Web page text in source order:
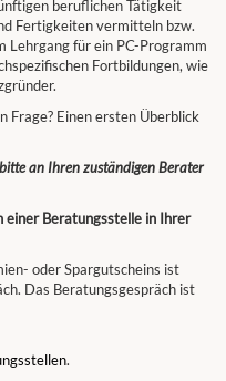
beruflichen Tätigkeit
Fertigkeiten vermitteln bzw.
Lehrgang für ein PC-Programm
Fortbildungen, wie
Frage? Einen ersten Überblick
an Ihren zuständigen Berater
einer Beratungsstelle in Ihrer
oder Spargutscheins ist
Das Beratungsgespräch ist
.